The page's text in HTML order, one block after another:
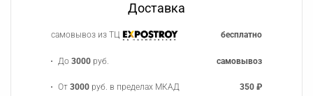
Доставка
самовывоз из ТЦ бесплатно
До3000 руб. самовывоз
От3000 руб. в пределах МКАД 350 ₽